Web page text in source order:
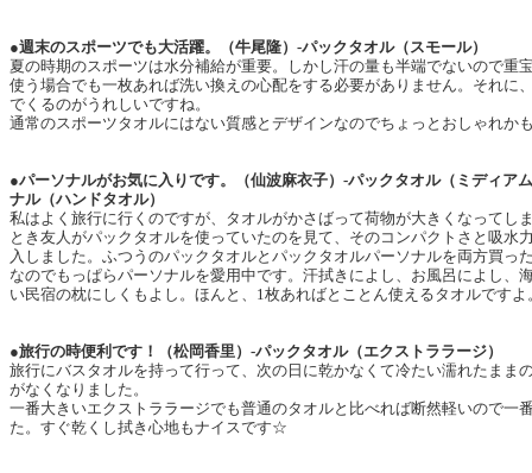
●週末のスポーツでも大活躍。（牛尾隆）-パックタオル（スモール）
夏の時期のスポーツは水分補給が重要。しかし汗の量も半端でないので重
使う場合でも一枚あれば洗い換えの心配をする必要がありません。それに
でくるのがうれしいですね。
通常のスポーツタオルにはない質感とデザインなのでちょっとおしゃれか
●パーソナルがお気に入りです。（仙波麻衣子）-パックタオル（ミディア
ナル（ハンドタオル）
私はよく旅行に行くのですが、タオルがかさばって荷物が大きくなってし
とき友人がパックタオルを使っていたのを見て、そのコンパクトさと吸水
入しました。ふつうのパックタオルとパックタオルパーソナルを両方買っ
なのでもっぱらパーソナルを愛用中です。汗拭きによし、お風呂によし、
い民宿の枕にしくもよし。ほんと、1枚あればとことん使えるタオルですよ
●旅行の時便利です！（松岡香里）-パックタオル（エクストララージ）
旅行にバスタオルを持って行って、次の日に乾かなくて冷たい濡れたまま
がなくなりました。
一番大きいエクストララージでも普通のタオルと比べれば断然軽いので一
た。すぐ乾くし拭き心地もナイスです☆